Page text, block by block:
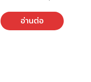
“ลางานเพื่อดูแลสัตว์เลี้ยง” ที่
ดูแลสัตว์เลี้ยงที่ป่วยหนักเป็นเ
อ่านต่อ